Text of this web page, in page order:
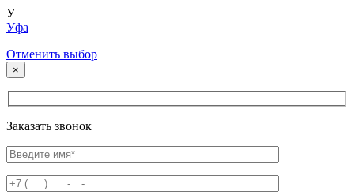
У
Уфа
Отменить выбор
×
Заказать звонок